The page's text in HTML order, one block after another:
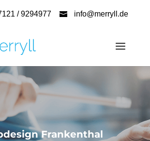
/ 9294977 info@merryll.de
Frankenthal